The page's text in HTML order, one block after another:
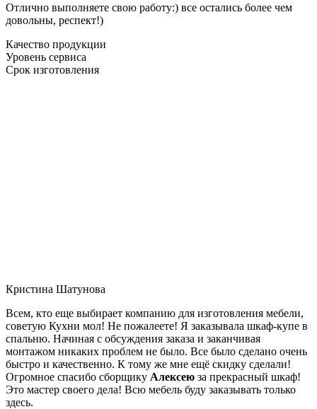
Отлично выполняете свою работу:) все остались более чем
довольны, респект!)
Качество продукции
Уровень сервиса
Срок изготовления
Кристина Шатунова
Всем, кто еще выбирает компанию для изготовления мебели,
советую Кухни мол! Не пожалеете! Я заказывала шкаф-купе в
спальню. Начиная с обсуждения заказа и заканчивая
монтажом никаких проблем не было. Все было сделано очень
быстро и качественно. К тому же мне ещё скидку сделали!
Огромное спасибо сборщику Алексею за прекрасный шкаф!
Это мастер своего дела! Всю мебель буду заказывать только
здесь.